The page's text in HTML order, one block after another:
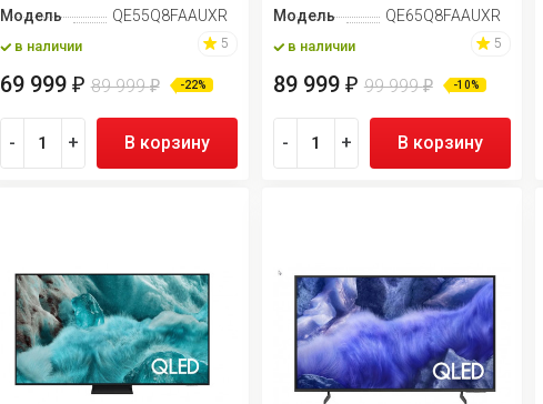
Модель
QE55Q8FAAUXRU
в наличии 5
69 999 ₽ 89 999₽ -22%
- + В корзину
Модель
QE65Q8FAAUXRU
в наличии 5
89 999 ₽ 99 999₽ -10%
- + В корзину